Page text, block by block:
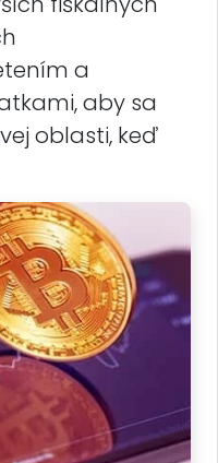
a
aby sa
oblasti, keď